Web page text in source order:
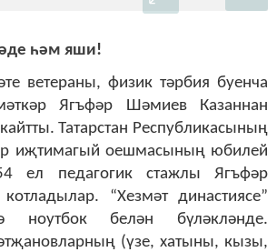
һәм яши!
ветераны, физик тәрбия буенча
Ягъфәр Шәмиев Казаннан
Татарстан Республикасының
иҗтимагый оешмасының юбилей
ел педагогик стажлы Ягъфәр
“Хезмәт династиясе”
ноутбок белән бүләкләнде.
(үзе, хатыны, кызы,